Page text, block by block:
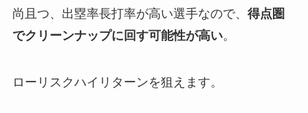
尚且つ、出塁率長打率が高い選手なので、 得点圏
でクリーンナップに回す可能性が高い。
ローリスクハイリターンを狙えます。